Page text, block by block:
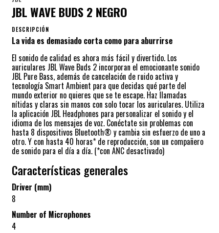
JBL WAVE BUDS 2 NEGRO
DESCRIPCIÓN
La vida es demasiado corta como para aburrirse
El sonido de calidad es ahora más fácil y divertido. Los
auriculares JBL Wave Buds 2 incorporan el emocionante sonido
JBL Pure Bass, además de cancelación de ruido activa y
tecnología Smart Ambient para que decidas qué parte del
mundo exterior no quieres que se te escape. Haz llamadas
nítidas y claras sin manos con solo tocar los auriculares. Utiliza
la aplicación JBL Headphones para personalizar el sonido y el
idioma de los mensajes de voz. Conéctate sin problemas con
hasta 8 dispositivos Bluetooth® y cambia sin esfuerzo de uno a
otro. Y con hasta 40 horas* de reproducción, son un compañero
de sonido para el día a día. (*con ANC desactivado)
Características generales
Driver (mm)
8
Number of Microphones
4